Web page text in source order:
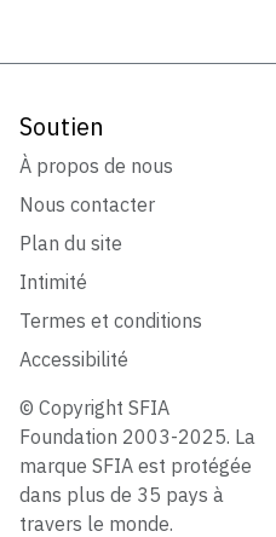
Soutien
À propos de nous
Nous contacter
Plan du site
Intimité
Termes et conditions
Accessibilité
© Copyright SFIA
Foundation 2003-2025. La
marque SFIA est protégée
dans plus de 35 pays à
travers le monde.